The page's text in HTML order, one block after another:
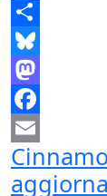
Share
Bluesky
Mastodon
Facebook
Email